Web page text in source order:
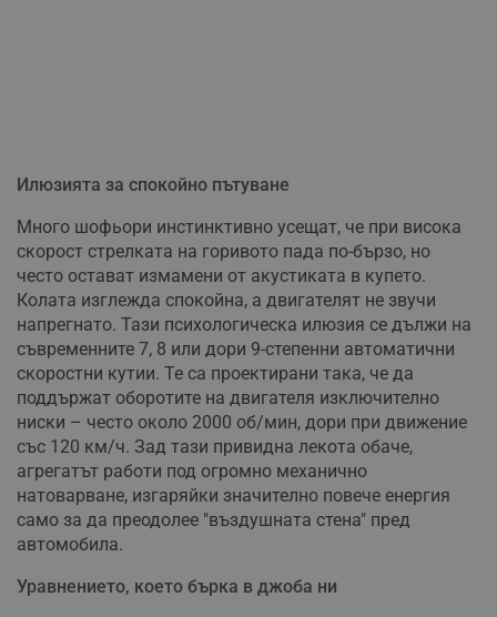
Илюзията за спокойно пътуване
Много шофьори инстинктивно усещат, че при висока
скорост стрелката на горивото пада по-бързо, но
често остават измамени от акустиката в купето.
Колата изглежда спокойна, а двигателят не звучи
напрегнато. Тази психологическа илюзия се дължи на
съвременните 7, 8 или дори 9-степенни автоматични
скоростни кутии. Те са проектирани така, че да
поддържат оборотите на двигателя изключително
ниски – често около 2000 об/мин, дори при движение
със 120 км/ч. Зад тази привидна лекота обаче,
агрегатът работи под огромно механично
натоварване, изгаряйки значително повече енергия
само за да преодолее "въздушната стена" пред
автомобила.
Уравнението, което бърка в джоба ни